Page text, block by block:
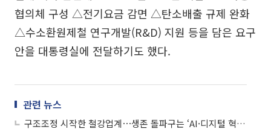
협의체 구성 △전기요금 감면 △탄소배출 규제 완화
△수소환원제철 연구개발(R&D) 지원 등을 담은 요구
안을 대통령실에 전달하기도 했다.
관련 뉴스
구조조정 시작한 철강업계⋯생존 돌파구는 ‘AI·디지털 혁신’